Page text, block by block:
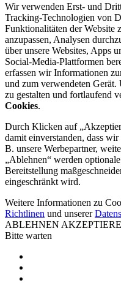
Wir verwenden Erst- und
Tracking-Technologien von
Funktionalitäten der Website
anzupassen, Analysen
über unsere Websites, Apps
Social-Media-Plattformen
erfassen wir Informationen
und zum verwendeten Gerät.
zu gestalten und fortlaufend
Cookies.
Durch Klicken auf
damit einverstanden, dass
B. unsere Werbepartner,
„Ablehnen“ werden
Bereitstellung
eingeschränkt wird.
Weitere Informationen zu
Richtlinen und unserer
ABLEHNEN
Bitte warten